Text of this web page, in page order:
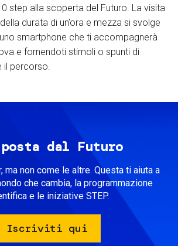
step alla scoperta del Futuro. La visita
durata di un’ora e mezza si svolge
smartphone che ti accompagnerà
e fornendoti stimoli o spunti di
il percorso.
dal Futuro
ma non come le altre. Questa ti aiuta a
che cambia, la programmazione
e le iniziative STEP.
Iscriviti qui